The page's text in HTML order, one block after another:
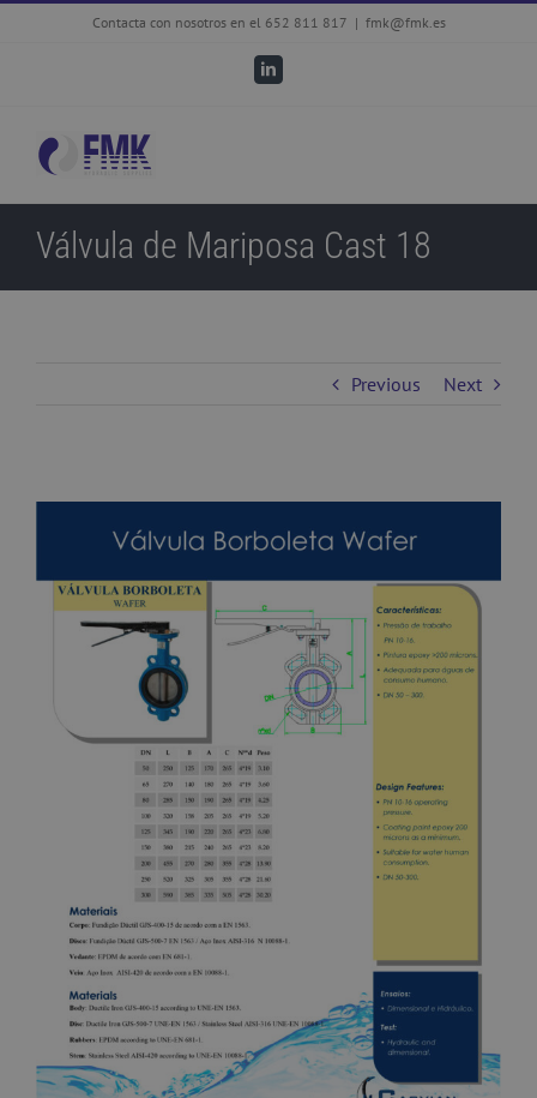
Contacta con nosotros en el 652 811 817 | fmk@fmk.es
LinkedIn
Válvula de Mariposa Cast 18
Previous Next